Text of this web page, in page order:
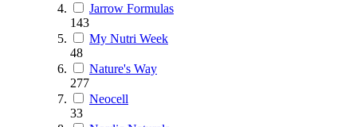
Jarrow Formulas
143
My Nutri Week
48
Nature's Way
277
Neocell
33